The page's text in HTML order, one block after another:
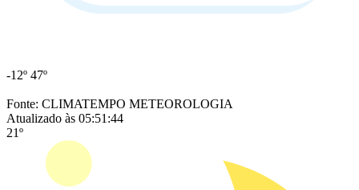
-12º 47º
Fonte: CLIMATEMPO METEOROLOGIA
Atualizado às 05:51:44
21º